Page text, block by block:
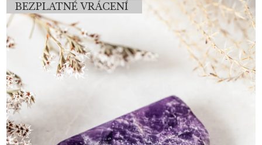
BEZPLATNÉ VRÁCENÍ
Doporučujeme